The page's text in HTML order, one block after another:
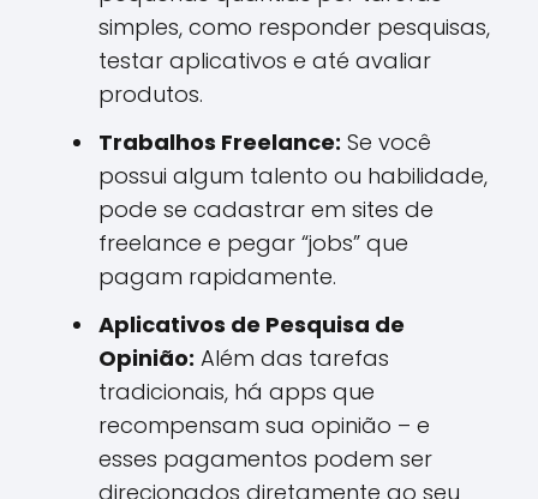
simples, como responder pesquisas,
testar aplicativos e até avaliar
produtos.
Trabalhos Freelance: Se você
possui algum talento ou habilidade,
pode se cadastrar em sites de
freelance e pegar “jobs” que
pagam rapidamente.
Aplicativos de Pesquisa de
Opinião: Além das tarefas
tradicionais, há apps que
recompensam sua opinião – e
esses pagamentos podem ser
direcionados diretamente ao seu